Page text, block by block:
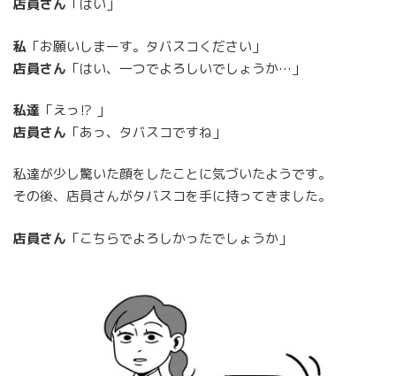
店員さん 「はい」
私 「お願いしまーす。タバスコください」
店員さん 「はい、一つでよろしいでしょうか…」
私達 「えっ⁉ 」
店員さん 「あっ、タバスコですね」
私達が少し驚いた顔をしたことに気づいたようです。
その後、店員さんがタバスコを手に持ってきました。
店員さん 「こちらでよろしかったでしょうか」